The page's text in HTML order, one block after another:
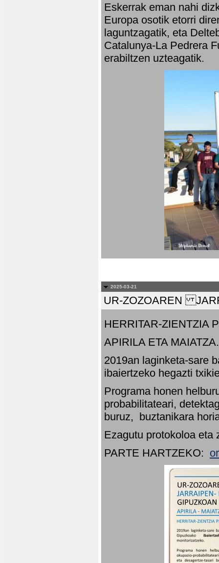
Eskerrak eman nahi
Europa osotik etorri
laguntzagatik, eta
Catalunya-La Pedrera
erabiltzen uzteagatik.
2025-03-21
UR-ZOZOAREN
HERRITAR-ZIENTZIA
APIRILA ETA MAIATZA.
2019an laginketa-sare
ibaiertzeko hegazti
Programa honen
probabilitateari,
buruz, buztanikara
Ezagutu protokoloa eta
PARTE HARTZEKO: